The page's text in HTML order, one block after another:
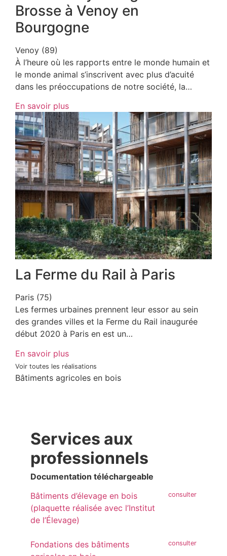
Brosse à Venoy en
Bourgogne
Venoy (89)
À l’heure où les rapports entre le monde humain et
le monde animal s’inscrivent avec plus d’acuité
dans les préoccupations de notre société, la…
En savoir plus
La Ferme du Rail à Paris
Paris (75)
Les fermes urbaines prennent leur essor au sein
des grandes villes et la Ferme du Rail inaugurée
début 2020 à Paris en est un…
En savoir plus
Voir toutes les réalisations
Bâtiments agricoles en bois
Services aux
professionnels
Documentation téléchargeable
Bâtiments d’élevage en bois
(plaquette réalisée avec l’Institut
de l’Élevage)
Fondations des bâtiments